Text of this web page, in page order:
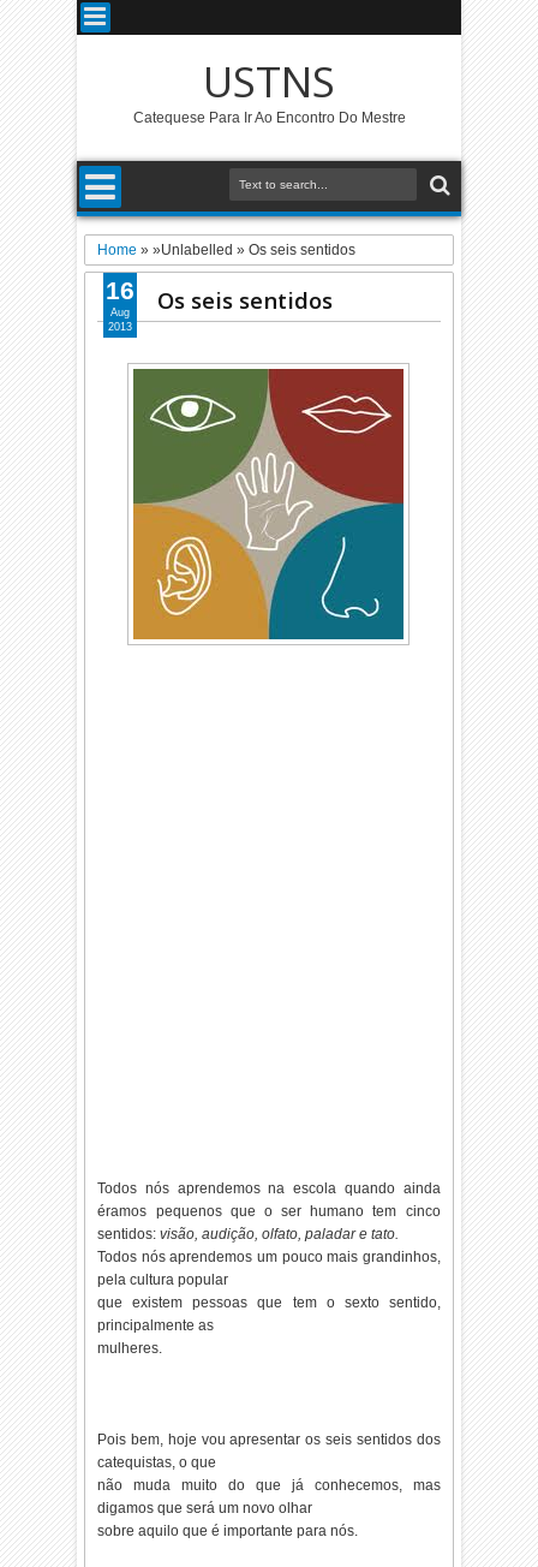
USTNS
Catequese Para Ir Ao Encontro Do Mestre
Home » »Unlabelled »Os seis sentidos
Os seis sentidos
Todos nós aprendemos na escola quando ainda
éramos pequenos que o ser humano tem cinco
sentidos:visão, audição, olfato, paladar e tato.
Todos nós aprendemos um pouco mais grandinhos,
pela cultura popular
que existem pessoas que tem o sexto sentido,
principalmente as
mulheres.
Pois bem, hoje vou apresentar os seis sentidos dos
catequistas, o que
não muda muito do que já conhecemos, mas
digamos que será um novo olhar
sobre aquilo que é importante para nós.
16
Aug
2013